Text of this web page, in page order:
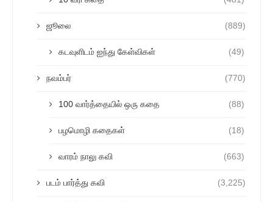
ஜூலை (889)
கடவுளிடம் ஐந்து கேள்விகள் (49)
நவம்பர் (770)
100 வார்த்தையில் ஒரு கதை (88)
பழமொழி கதைகள் (18)
வாரம் நாலு கவி (663)
படம் பார்த்து கவி (3,225)